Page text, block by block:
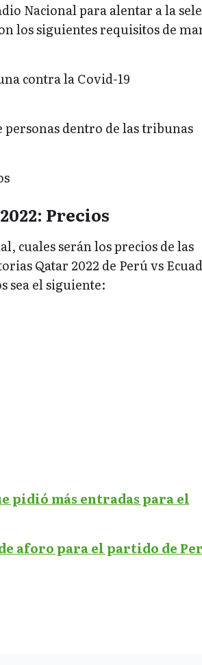
Nacional para alentar a la
los siguientes requisitos de
contra la Covid-19
dentro de las tribunas
Precios
cuales serán los precios de las
Qatar 2022 de Perú vs
sea el siguiente:
pidió más entradas para el
aforo para el partido de